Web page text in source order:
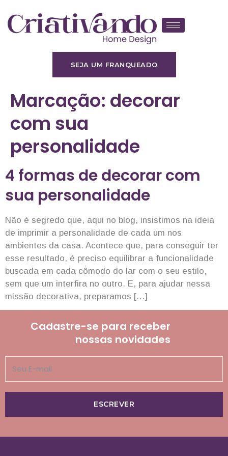
SEJA UM FRANQUEADO
Marcação: decorar
com sua
personalidade
4 formas de decorar com
sua personalidade
Não é segredo que, aqui no blog, insistimos na ideia
de imprimir a personalidade de cada um nos
ambientes da casa. Acontece que, para conseguir ter
esse resultado, é preciso equilibrar a funcionalidade
buscada em cada cômodo do lar com o seu estilo,
sem que um interfira no outro. E, para ajudar nessa
missão decorativa, preparamos […]
Cadastre-se para receber
nossas novidades
ESCREVER